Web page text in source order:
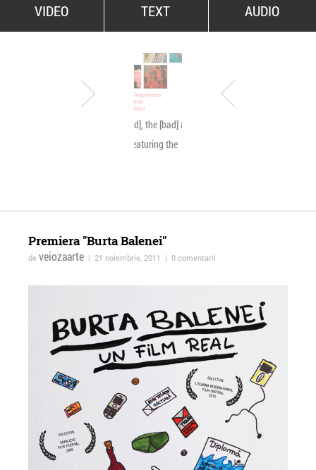
VIDEO TEXT AUDIO
The [good], the [bad] & the
[ugly]… featuring the
ForTheWin @Galeria 26, 17
mai 2013
colective Bucureşti
Optimixed la Imbold,
Galeria
Premiera "Burta Balenei"
de veiozaarte | 21 noiembrie, 2011 | 0 comentarii